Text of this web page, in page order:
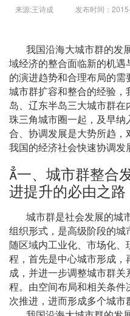
来源:王诗成 发布时间：2015-
我国沿海大城市群的发
域经济的整合面临新的机
的演进趋势和合理布局的需
城市群扩容和整合的经验
岛、辽东半岛三大城市群
珠三角城市圈一起，及早
合、协调发展是大势所趋
我国的经济社会快速协调发
一、城市群整合
进提升的必由之路
城市群是社会发展的城
组织形式，是高级阶段的
随区域内工业化、市场化
程，首先是中心城市形成
成，并进一步调整城市群
程。由空间布局和相关条件
次推进，进而形成多个城市